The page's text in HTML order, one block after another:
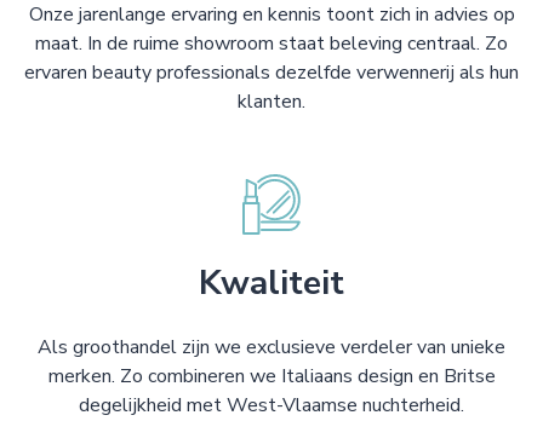
Onze jarenlange ervaring en kennis toont zich in advies op
maat. In de ruime showroom staat beleving centraal. Zo
ervaren beauty professionals dezelfde verwennerij als hun
klanten.
Kwaliteit
Als groothandel zijn we exclusieve verdeler van unieke
merken. Zo combineren we Italiaans design en Britse
degelijkheid met West-Vlaamse nuchterheid.